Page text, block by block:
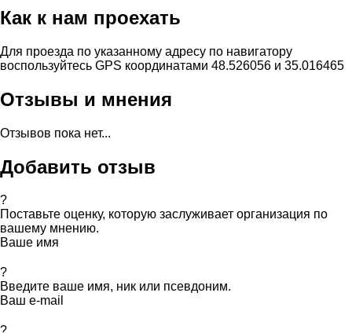
Как к нам проехать
Для проезда по указанному адресу по навигатору
воспользуйтесь GPS координатами 48.526056 и 35.016465
Отзывы и мнения
Отзывов пока нет...
Добавить отзыв
?
Поставьте оценку, которую заслуживает организация по
вашему мнению.
Ваше имя
?
Введите ваше имя, ник или псевдоним.
Ваш e-mail